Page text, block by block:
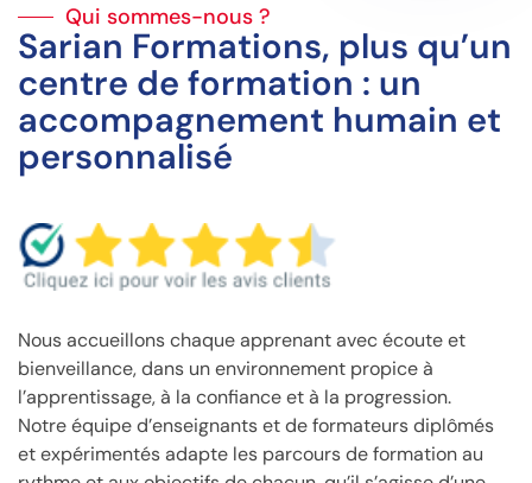
Qui sommes-nous ?
Sarian Formations, plus qu’un
centre de formation : un
accompagnement humain et
personnalisé
Nous accueillons chaque apprenant avec écoute et
bienveillance, dans un environnement propice à
l’apprentissage, à la confiance et à la progression.
Notre équipe d’enseignants et de formateurs diplômés
et expérimentés adapte les parcours de formation au